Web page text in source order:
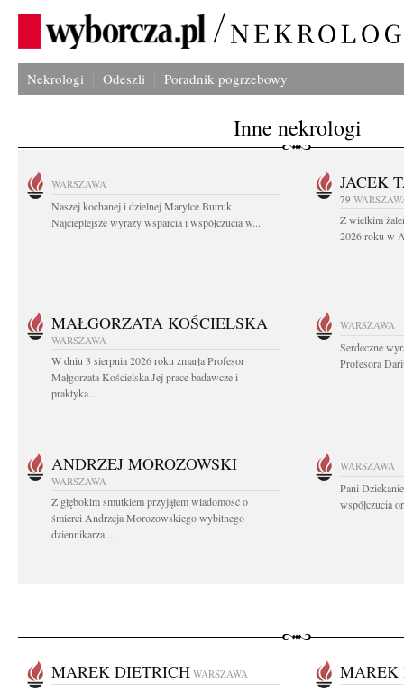
Nekrologi Odeszli Poradnik pogrzebowy
Inne nekrologi
WARSZAWA
Naszej kochanej i dzielnej Marylce Butruk
Najcieplejsze wyrazy wsparcia i współczucia w...
JACEK
79
Z wielkim
2026 roku w
MAŁGORZATA KOŚCIELSKA
WARSZAWA
W dniu 3 sierpnia 2026 roku zmarła Profesor
Małgorzata Kościelska Jej prace badawcze i
praktyka...
WARSZAWA
Serdeczne
Profesora
ANDRZEJ MOROZOWSKI
WARSZAWA
Z głębokim smutkiem przyjąłem wiadomość o
śmierci Andrzeja Morozowskiego wybitnego
dziennikarza,...
WARSZAWA
Pani
współczucia
MAREK DIETRICH WARSZAWA MAREK